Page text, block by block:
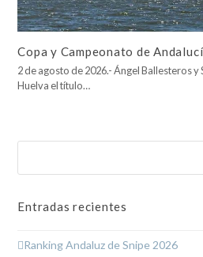
Copa y Campeonato de
2 de agosto de 2026.- Ángel Ballesteros
Huelva el título…
Entradas recientes
Ranking Andaluz de Snipe 2026